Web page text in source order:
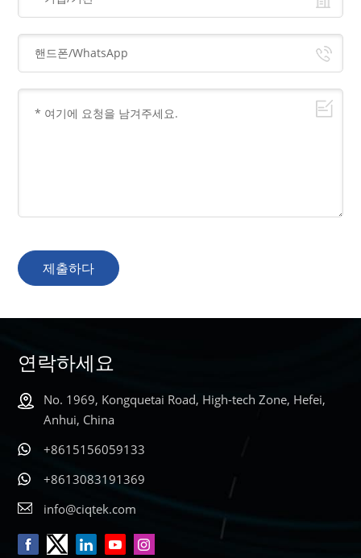
제출하다
연락하세요
No. 1969, Kongquetai Road, High-tech Zone, Hefei,
Anhui, China
+8615156059133
+8613083191369
info@ciqtek.com